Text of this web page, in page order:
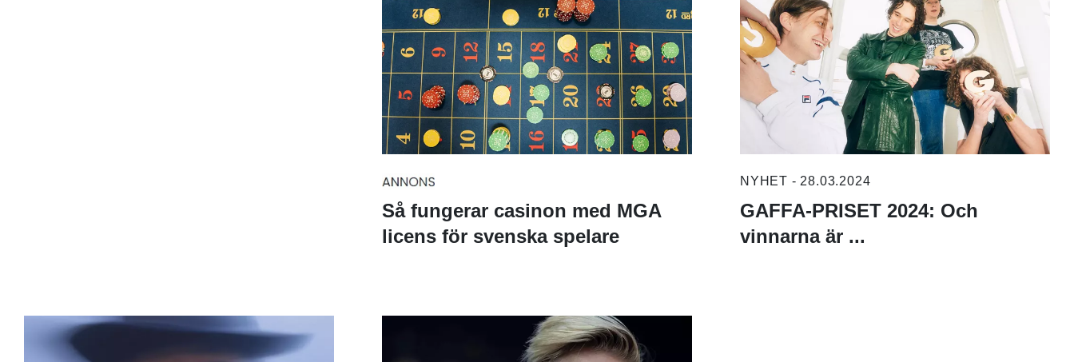
Så fungerar casinon med MGA
licens för svenska spelare
NYHET - 28.03.2024
GAFFA-PRISET 2024: Och
vinnarna är ...